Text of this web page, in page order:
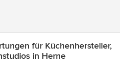
für Küchenhersteller,
in Herne